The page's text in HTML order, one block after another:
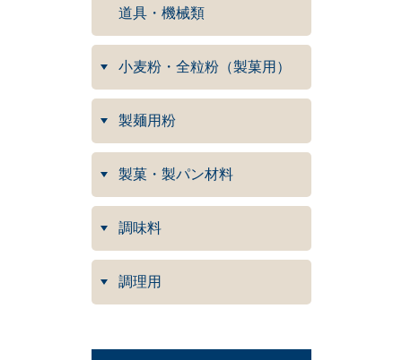
道具・機械類
小麦粉・全粒粉（製菓用）
製麺用粉
製菓・製パン材料
調味料
調理用